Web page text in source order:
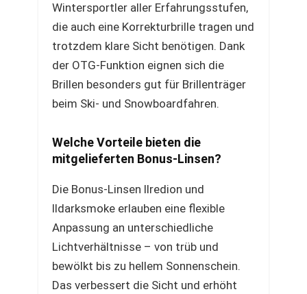
Wintersportler aller Erfahrungsstufen,
die auch eine Korrekturbrille tragen und
trotzdem klare Sicht benötigen. Dank
der OTG-Funktion eignen sich die
Brillen besonders gut für Brillenträger
beim Ski- und Snowboardfahren.
Welche Vorteile bieten die
mitgelieferten Bonus-Linsen?
Die Bonus-Linsen llredion und
lldarksmoke erlauben eine flexible
Anpassung an unterschiedliche
Lichtverhältnisse – von trüb und
bewölkt bis zu hellem Sonnenschein.
Das verbessert die Sicht und erhöht